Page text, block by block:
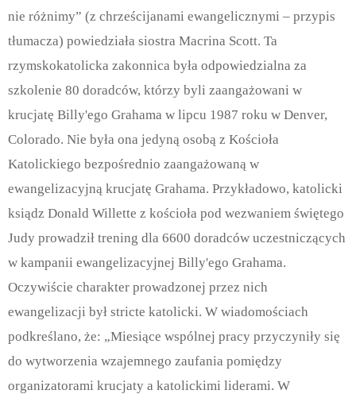
nie różnimy” (z chrześcijanami ewangelicznymi – przypis
tłumacza) powiedziała siostra Macrina Scott. Ta
rzymskokatolicka zakonnica była odpowiedzialna za
szkolenie 80 doradców, którzy byli zaangażowani w
krucjatę Billy'ego Grahama w lipcu 1987 roku w Denver,
Colorado. Nie była ona jedyną osobą z Kościoła
Katolickiego bezpośrednio zaangażowaną w
ewangelizacyjną krucjatę Grahama. Przykładowo, katolicki
ksiądz Donald Willette z kościoła pod wezwaniem świętego
Judy prowadził trening dla 6600 doradców uczestniczących
w kampanii ewangelizacyjnej Billy'ego Grahama.
Oczywiście charakter prowadzonej przez nich
ewangelizacji był stricte katolicki. W wiadomościach
podkreślano, że: „Miesiące wspólnej pracy przyczyniły się
do wytworzenia wzajemnego zaufania pomiędzy
organizatorami krucjaty a katolickimi liderami. W